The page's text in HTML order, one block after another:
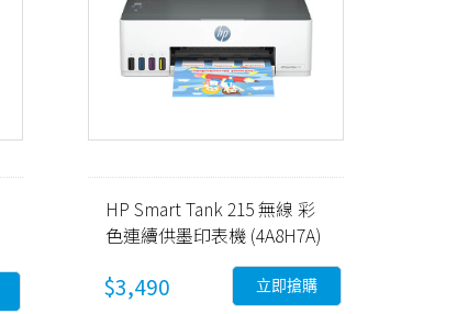
HP Smart Tank 215 無線 彩
色連續供墨印表機 (4A8H7A)
$3,490 立即搶購